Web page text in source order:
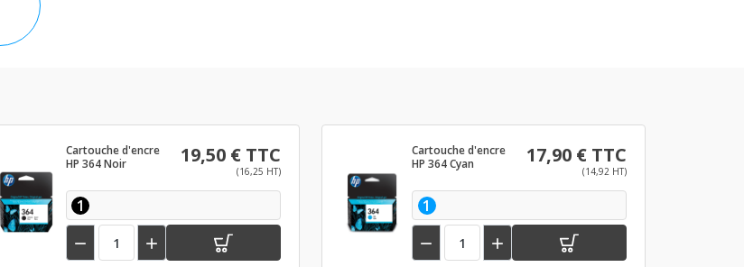
Cartouche d'encre
HP 364 Noir
19,50 € TTC
(16,25 HT)
1
 
Cartouche d'encre
HP 364 Cyan
17,90 € TTC
(14,92 HT)
1
 